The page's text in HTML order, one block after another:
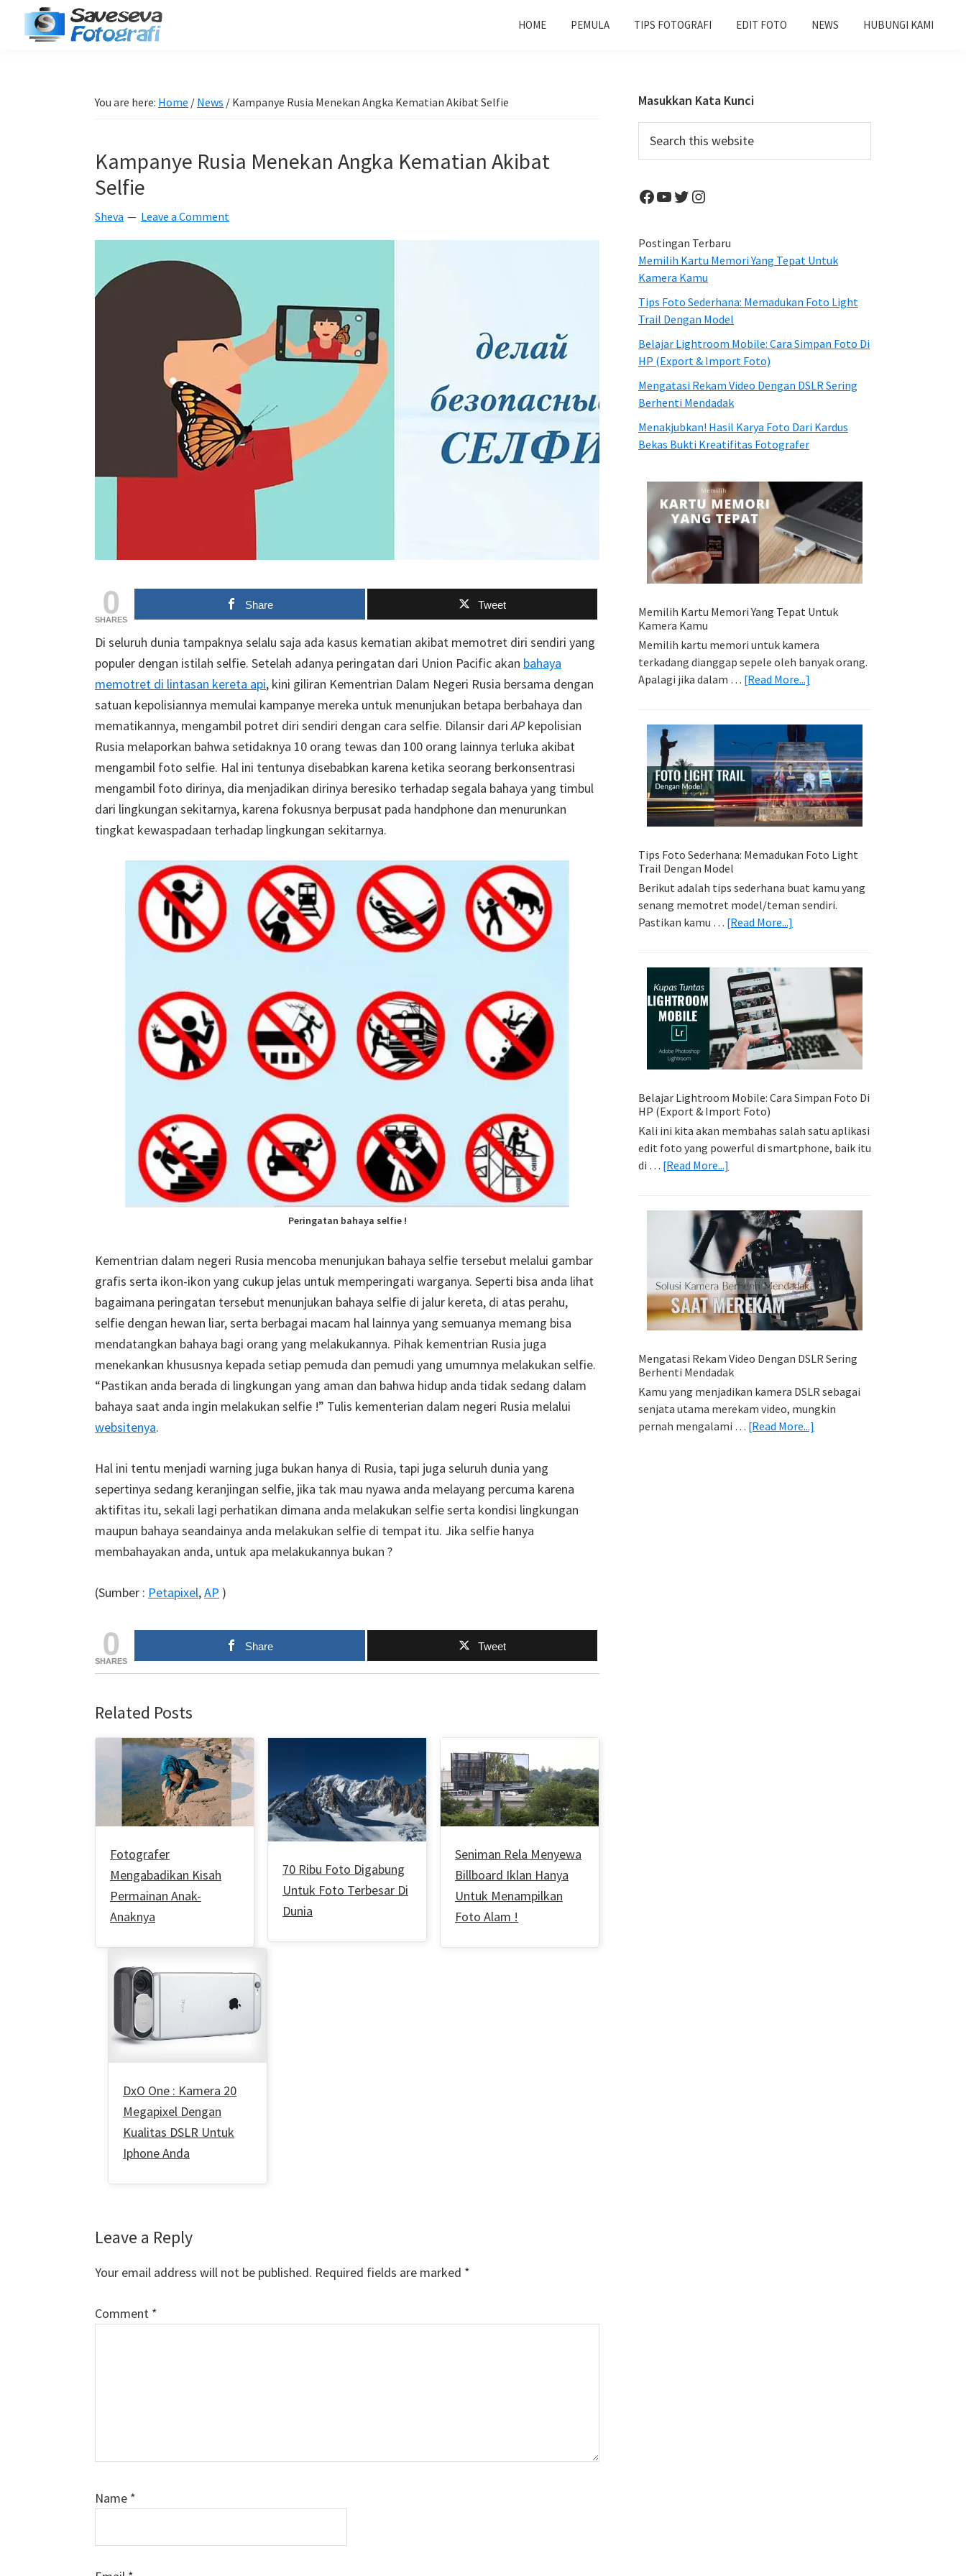
HOME PEMULA TIPS FOTOGRAFI EDIT FOTO NEWS HUBUNGI KAMI
You are here: Home / News / Kampanye Rusia Menekan Angka Kematian Akibat Selfie
Kampanye Rusia Menekan Angka Kematian Akibat
Selfie
Sheva Leave a Comment
0
SHARES
Share Tweet
Di seluruh dunia tampaknya selalu saja ada kasus kematian akibat memotret diri sendiri yang
populer dengan istilah selfie. Setelah adanya peringatan dari Union Pacific akan bahaya
memotret di lintasan kereta api, kini giliran Kementrian Dalam Negeri Rusia bersama dengan
satuan kepolisiannya memulai kampanye mereka untuk menunjukan betapa berbahaya dan
mematikannya, mengambil potret diri sendiri dengan cara selfie. Dilansir dariAP kepolisian
Rusia melaporkan bahwa setidaknya 10 orang tewas dan 100 orang lainnya terluka akibat
mengambil foto selfie. Hal ini tentunya disebabkan karena ketika seorang berkonsentrasi
mengambil foto dirinya, dia menjadikan dirinya beresiko terhadap segala bahaya yang timbul
dari lingkungan sekitarnya, karena fokusnya berpusat pada handphone dan menurunkan
tingkat kewaspadaan terhadap lingkungan sekitarnya.
Peringatan bahaya selfie !
Kementrian dalam negeri Rusia mencoba menunjukan bahaya selfie tersebut melalui gambar
grafis serta ikon-ikon yang cukup jelas untuk memperingati warganya. Seperti bisa anda lihat
bagaimana peringatan tersebut menunjukan bahaya selfie di jalur kereta, di atas perahu,
selfie dengan hewan liar, serta berbagai macam hal lainnya yang semuanya memang bisa
mendatangkan bahaya bagi orang yang melakukannya. Pihak kementrian Rusia juga
menekankan khususnya kepada setiap pemuda dan pemudi yang umumnya melakukan selfie.
“Pastikan anda berada di lingkungan yang aman dan bahwa hidup anda tidak sedang dalam
bahaya saat anda ingin melakukan selfie !” Tulis kementerian dalam negeri Rusia melalui
websitenya.
Hal ini tentu menjadi warning juga bukan hanya di Rusia, tapi juga seluruh dunia yang
sepertinya sedang keranjingan selfie, jika tak mau nyawa anda melayang percuma karena
aktifitas itu, sekali lagi perhatikan dimana anda melakukan selfie serta kondisi lingkungan
maupun bahaya seandainya anda melakukan selfie di tempat itu. Jika selfie hanya
membahayakan anda, untuk apa melakukannya bukan ?
(Sumber : Petapixel,AP )
0
SHARES
Share Tweet
Related Posts
Fotografer
Mengabadikan Kisah
Permainan Anak-
Anaknya
70 Ribu Foto Digabung
Untuk Foto Terbesar Di
Dunia
Seniman Rela Menyewa
Billboard Iklan Hanya
Untuk Menampilkan
Foto Alam !
DxO One : Kamera 20
Megapixel Dengan
Kualitas DSLR Untuk
Iphone Anda
Reader
Interactions
Leave a Reply
Your email address will not be published. Required fields are marked *
Comment *
Name *
Primary
Sidebar
Masukkan Kata Kunci
this
Facebook
YouTube
Twitter
Instagram
Postingan Terbaru
Memilih Kartu Memori Yang Tepat Untuk
Kamera Kamu
Tips Foto Sederhana: Memadukan Foto Light
Trail Dengan Model
Belajar Lightroom Mobile: Cara Simpan Foto Di
HP (Export & Import Foto)
Mengatasi Rekam Video Dengan DSLR Sering
Berhenti Mendadak
Menakjubkan! Hasil Karya Foto Dari Kardus
Bekas Bukti Kreatifitas Fotografer
Memilih Kartu Memori Yang Tepat Untuk
Kamera Kamu
Memilih kartu memori untuk kamera
terkadang dianggap sepele oleh banyak orang.
Apalagi jika dalam … [Read More...]
Yang
Tepat
Untuk
Kamera
Kamu
Tips Foto Sederhana: Memadukan Foto Light
Trail Dengan Model
Berikut adalah tips sederhana buat kamu yang
senang memotret model/teman sendiri.
Pastikan kamu … [Read More...]
Sederhana:
Memadukan
Light
Trail
Dengan
Belajar Lightroom Mobile: Cara Simpan Foto Di
HP (Export & Import Foto)
Kali ini kita akan membahas salah satu aplikasi
edit foto yang powerful di smartphone, baik itu
di … [Read More...]
Mobile:
Cara
Simpan
Foto
Di
HP
(Export
Import
Foto)
Mengatasi Rekam Video Dengan DSLR Sering
Berhenti Mendadak
Kamu yang menjadikan kamera DSLR sebagai
senjata utama merekam video, mungkin
pernah mengalami … [Read More...]